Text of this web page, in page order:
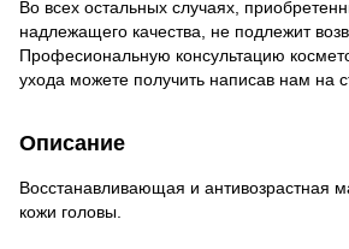
Во всех остальных случаях,
надлежащего качества, не подлежит
Професиональную консультацию
ухода можете получить написав нам на
Описание
Восстанавливающая и антивозрастная
кожи головы.